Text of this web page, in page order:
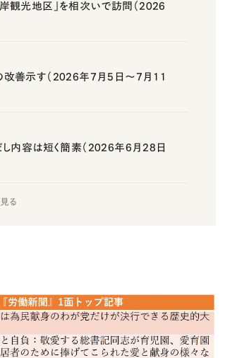
観光地区」を相次いで訪問（2026
改善示す（2026年7月5日～7月11
し内容は短く簡素（2026年6月28日
る